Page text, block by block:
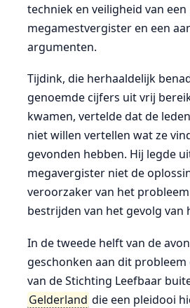
techniek en veiligheid van een
megamestvergister en een
argumenten.
Tijdink, die herhaaldelijk
genoemde cijfers uit vrij
kwamen, vertelde dat de
niet willen vertellen wat ze
gevonden hebben. Hij legde
megavergister niet de
veroorzaker van het
bestrijden van het gevolg van
In de tweede helft van de
geschonken aan dit probleem
van de Stichting Leefbaar
Gelderland die een pleidooi